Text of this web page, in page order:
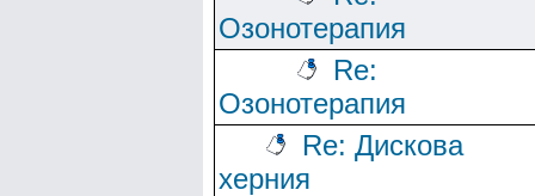
Озонотерапия
Re:
Озонотерапия
Re: Дискова
херния